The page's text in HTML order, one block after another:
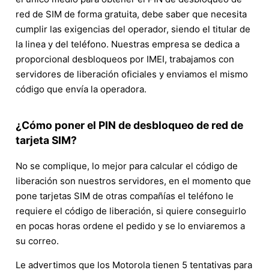
red de SIM de forma gratuita, debe saber que necesita
cumplir las exigencias del operador, siendo el titular de
la linea y del teléfono. Nuestras empresa se dedica a
proporcional desbloqueos por IMEI, trabajamos con
servidores de liberación oficiales y enviamos el mismo
código que envía la operadora.
¿Cómo poner el PIN de desbloqueo de red de
tarjeta SIM?
No se complique, lo mejor para calcular el código de
liberación son nuestros servidores, en el momento que
pone tarjetas SIM de otras compañías el teléfono le
requiere el código de liberación, si quiere conseguirlo
en pocas horas ordene el pedido y se lo enviaremos a
su correo.
Le advertimos que los Motorola tienen 5 tentativas para